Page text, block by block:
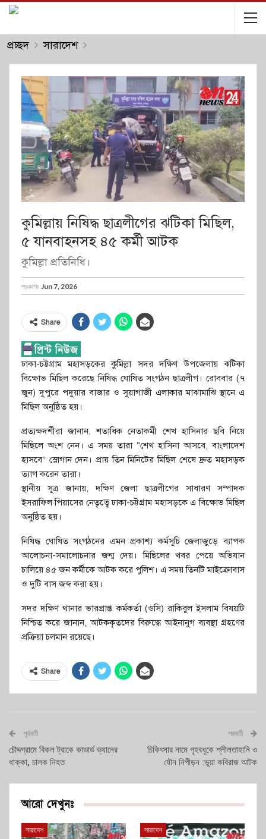
প্রচ্ছদ সারাদেশ
কুমিল্লায় নিষিদ্ধ ছাত্রলীগের ঝটিকা মিছিল,
৫ যানবাহনসহ ৪৫ কর্মী আটক
কুমিল্লা প্রতিনিধি।
প্রকাশঃ Jun 7, 2026
Share
ঢাকা-চট্টগ্রাম মহাসড়কের কুমিল্লা সদর দক্ষিণ উপজেলায় ঝটিকা
বিক্ষোভ মিছিল করেছে নিষিদ্ধ ঘোষিত সংগঠন ছাত্রলীগ। রোববার (৭
জুন) দুপুরে পদুয়ার বাজার ও সুয়াগাজী এলাকার মাঝামাঝি স্থানে এ
মিছিল অনুষ্ঠিত হয়।
প্রত্যক্ষদর্শীরা জানান, শতাধিক নেতাকর্মী শেখ হাসিনার ছবি নিয়ে
মিছিলে অংশ নেন। এ সময় তারা “শেখ হাসিনা আসবে, বাংলাদেশ
হাসবে” স্লোগান দেন। প্রায় তিন মিনিটের মিছিল শেষে দ্রুত মহাসড়ক
ত্যাগ করেন তারা।
স্থানীয় সূত্র জানায়, দক্ষিণ জেলা ছাত্রলীগের সাধারণ সম্পাদক
ইসরাফিল পিয়াসের নেতৃত্বে ঢাকা-চট্টগ্রাম মহাসড়কে এ বিক্ষোভ মিছিল
অনুষ্ঠিত হয়।
নিষিদ্ধ ঘোষিত সংগঠনের এমন প্রকাশ্য কর্মসূচি জেলাজুড়ে ব্যাপক
আলোচনা-সমালোচনার জন্ম দেয়। মিছিলের খবর পেয়ে অভিযান
চালিয়ে ৪৫ জন কর্মীকে আটক করে পুলিশ। এ সময় তিনটি মাইক্রোবাস
ও দুটি বাস জব্দ করা হয়।
সদর দক্ষিণ থানার ভারপ্রাপ্ত কর্মকর্তা (ওসি) রাকিবুল ইসলাম বিষয়টি
নিশ্চিত করে জানান, আটককৃতদের বিরুদ্ধে আইনানুগ ব্যবস্থা গ্রহণের
প্রক্রিয়া চলমান রয়েছে।
Share
পূর্ববর্তী
চৌদ্দগ্রামে বিকল ট্রাকে কাভার্ড ভ্যানের
ধাক্কা, চালক নিহত
পরবর্তী
চিকিৎসার নামে গৃহবধূকে শ্লীলতাহানি ও
যৌন নিপীড়ন :ভুয়া কবিরাজ আটক
আরো দেখুনঃ
সারাদেশ সারাদেশ